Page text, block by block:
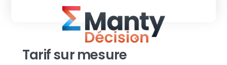
Tarif sur mesure